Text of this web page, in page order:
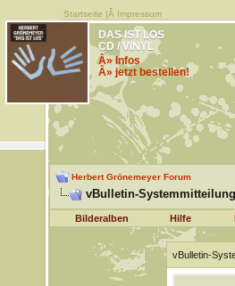
Startseite |Â Impressum
DAS IST LOS
CD / VINYL
Â» Infos
Â» jetzt bestellen!
Herbert Grönemeyer Forum
vBulletin-Systemmitteilung
Bilderalben Hilfe
vBulletin-